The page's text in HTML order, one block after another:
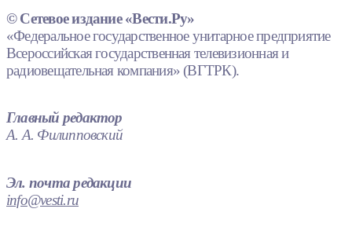
© Сетевое издание «Вести.Ру»
«Федеральное государственное унитарное предприятие
Всероссийская государственная телевизионная и
радиовещательная компания» (ВГТРК).
Главный редактор
А. А. Филипповский
Эл. почта редакции
info@vesti.ru